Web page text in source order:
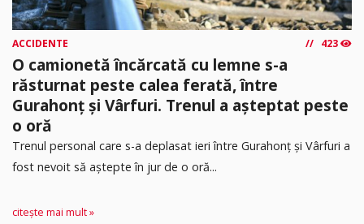
ACCIDENTE 423
O camionetă încărcată cu lemne s-a
răsturnat peste calea ferată, între
Gurahonț și Vârfuri. Trenul a așteptat peste
o oră
Trenul personal care s-a deplasat ieri între Gurahonț și Vârfuri a
fost nevoit să aștepte în jur de o oră...
citește mai mult »